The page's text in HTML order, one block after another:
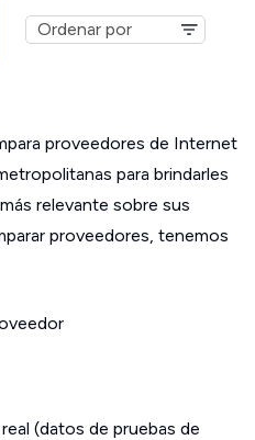
proveedores de Internet
para brindarles
relevante sobre sus
proveedores, tenemos
(datos de pruebas de